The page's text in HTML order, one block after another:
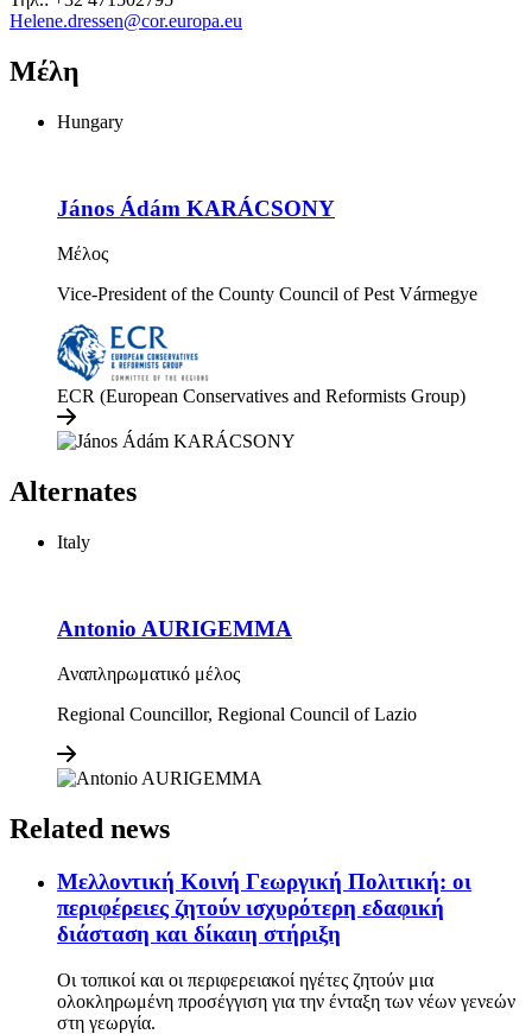
Helene.dressen@cor.europa.eu
Μέλη
Hungary
János Ádám KARÁCSONY
Μέλος
Vice-President of the County Council of Pest Vármegye
ECR (European Conservatives and Reformists Group)
Alternates
Italy
Antonio AURIGEMMA
Αναπληρωματικό μέλος
Regional Councillor, Regional Council of Lazio
Related news
Μελλοντική Κοινή Γεωργική Πολιτική: οι
περιφέρειες ζητούν ισχυρότερη εδαφική
διάσταση και δίκαιη στήριξη
Οι τοπικοί και οι περιφερειακοί ηγέτες ζητούν μια
ολοκληρωμένη προσέγγιση για την ένταξη των νέων γενεών
στη γεωργία.